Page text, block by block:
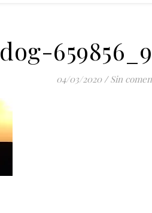
dog-
04/03/2020 / Sin